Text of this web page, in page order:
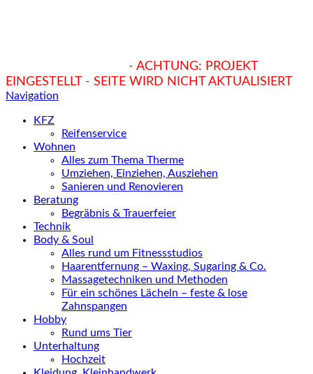
- ACHTUNG: PROJEKT
EINGESTELLT - SEITE WIRD NICHT AKTUALISIERT
Navigation
KFZ
Reifenservice
Wohnen
Alles zum Thema Therme
Umziehen, Einziehen, Ausziehen
Sanieren und Renovieren
Beratung
Begräbnis & Trauerfeier
Technik
Body & Soul
Alles rund um Fitnessstudios
Haarentfernung – Waxing, Sugaring & Co.
Massagetechniken und Methoden
Für ein schönes Lächeln – feste & lose
Zahnspangen
Hobby
Rund ums Tier
Unterhaltung
Hochzeit